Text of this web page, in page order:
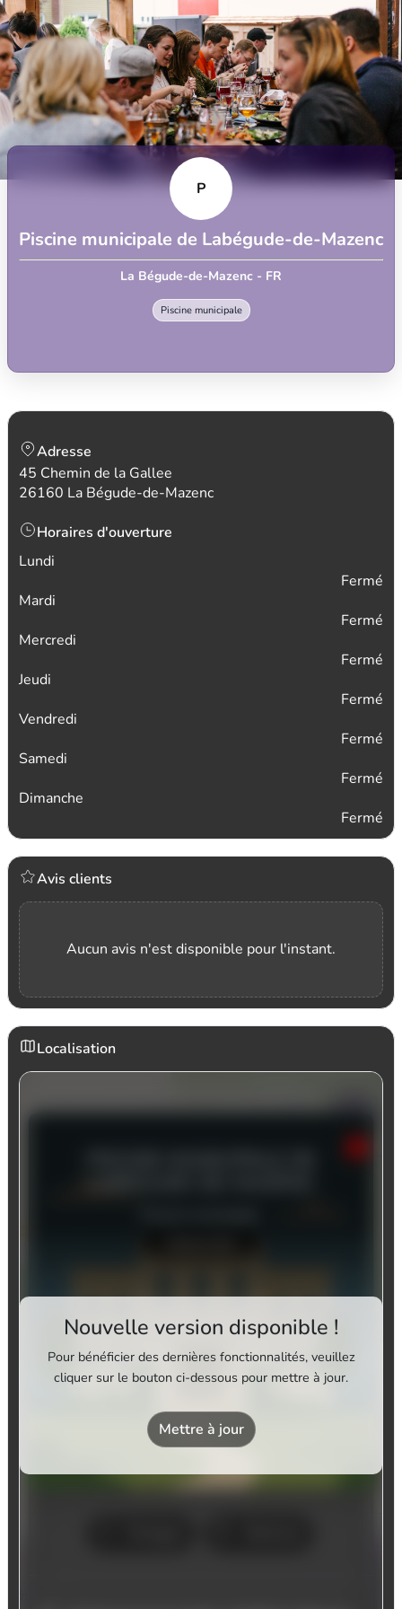
P
Piscine municipale de Labégude-de-Mazenc
La Bégude-de-Mazenc - FR
Piscine municipale
Adresse
45 Chemin de la Gallee
26160 La Bégude-de-Mazenc
Horaires d'ouverture
Lundi
Fermé
Mardi
Fermé
Mercredi
Fermé
Jeudi
Fermé
Vendredi
Fermé
Samedi
Fermé
Dimanche
Fermé
Avis clients
Aucun avis n'est disponible pour l'instant.
Localisation